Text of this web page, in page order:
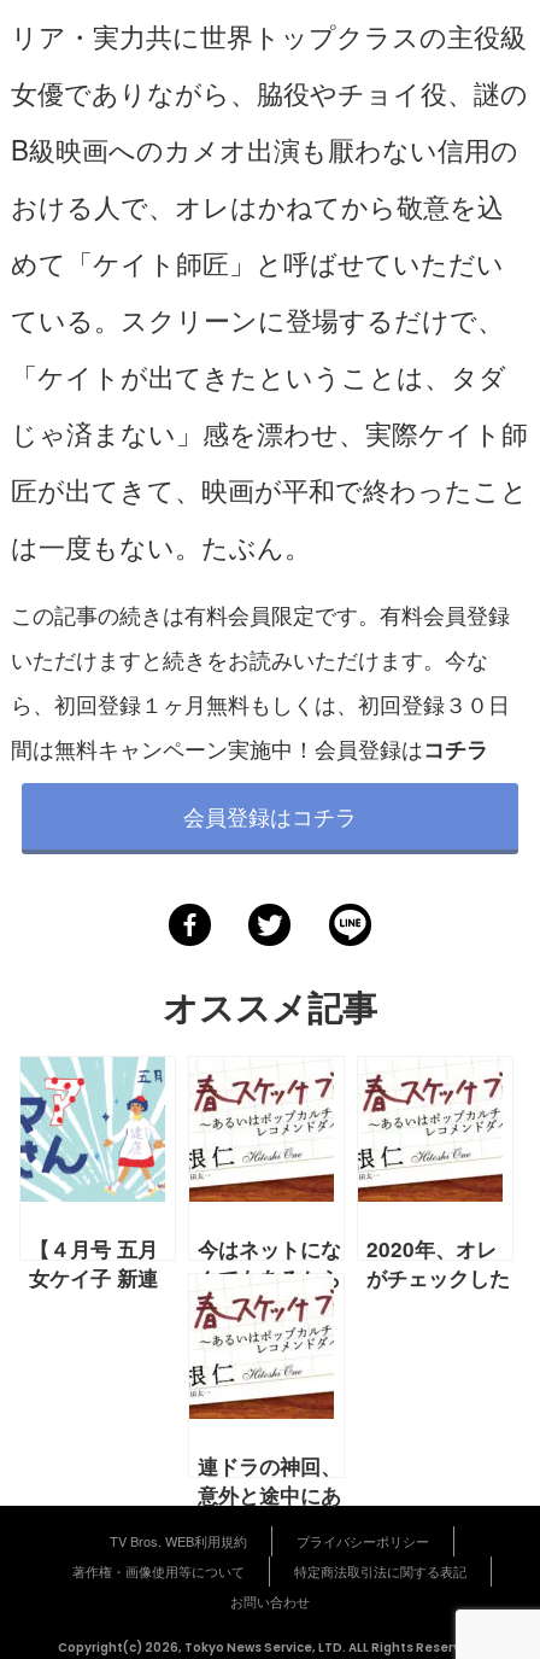
リア・実力共に世界トップクラスの主役級
女優でありながら、脇役やチョイ役、謎の
B級映画へのカメオ出演も厭わない信用の
おける人で、オレはかねてから敬意を込
めて「ケイト師匠」と呼ばせていただい
ている。スクリーンに登場するだけで、
「ケイトが出てきたということは、タダ
じゃ済まない」感を漂わせ、実際ケイト師
匠が出てきて、映画が平和で終わったこと
は一度もない。たぶん。
この記事の続きは有料会員限定です。有料会員登録
いただけますと続きをお読みいただけます。今な
ら、初回登録１ヶ月無料もしくは、初回登録３０日
間は無料キャンペーン実施中！会員登録はコチラ
会員登録はコチラ
オススメ記事
【４月号 五月
女ケイ子 新連
今はネットにな
んでもあるから
──溢れたモノ
を整理してみた
ら【大根仁
2021年5月号
連載】
2020年、オレ
がチェックした
連ドラの神回、
意外と途中にあ
る説（「共演
NG」の場合）
【大根仁 2020
年11月号 連
載】
TV Bros. WEB利用規約
プライバシーポリシー
著作権・画像使用等について
特定商法取引法に関する表記
お問い合わせ
Copyright(c) 2026, Tokyo News Service, LTD. ALL Rights Reserved.